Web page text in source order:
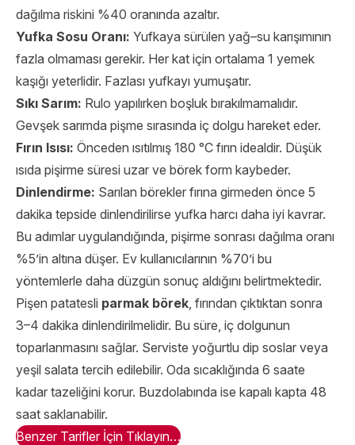
dağılma riskini %40 oranında azaltır.
Yufka Sosu Oranı: Yufkaya sürülen yağ–su karışımının
fazla olmaması gerekir. Her kat için ortalama 1 yemek
kaşığı yeterlidir. Fazlası yufkayı yumuşatır.
Sıkı Sarım: Rulo yapılırken boşluk bırakılmamalıdır.
Gevşek sarımda pişme sırasında iç dolgu hareket eder.
Fırın Isısı: Önceden ısıtılmış 180 °C fırın idealdir. Düşük
ısıda pişirme süresi uzar ve börek form kaybeder.
Dinlendirme: Sarılan börekler fırına girmeden önce 5
dakika tepside dinlendirilirse yufka harcı daha iyi kavrar.
Bu adımlar uygulandığında, pişirme sonrası dağılma oranı
%5’in altına düşer. Ev kullanıcılarının %70’i bu
yöntemlerle daha düzgün sonuç aldığını belirtmektedir.
Pişen patatesli parmak börek, fırından çıktıktan sonra
3–4 dakika dinlendirilmelidir. Bu süre, iç dolgunun
toparlanmasını sağlar. Serviste yoğurtlu dip soslar veya
yeşil salata tercih edilebilir. Oda sıcaklığında 6 saate
kadar tazeliğini korur. Buzdolabında ise kapalı kapta 48
saat saklanabilir.
Benzer Tarifler İçin Tıklayın…